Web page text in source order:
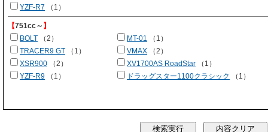
YZF-R7 （1）
【751cc～ 】
BOLT （2） MT-01 （1）
TRACER9 GT （1） VMAX （2）
XSR900 （2） XV1700AS RoadStar （1）
YZF-R9 （1） ドラッグスター1100クラシック （1）